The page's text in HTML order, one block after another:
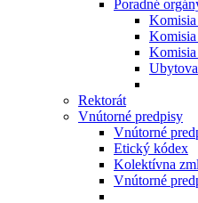
Poradné
Komisia
Rektorát
Vnútorné predpisy
Vnútorné
Etický kódex
Kolektívna
Vnútorné